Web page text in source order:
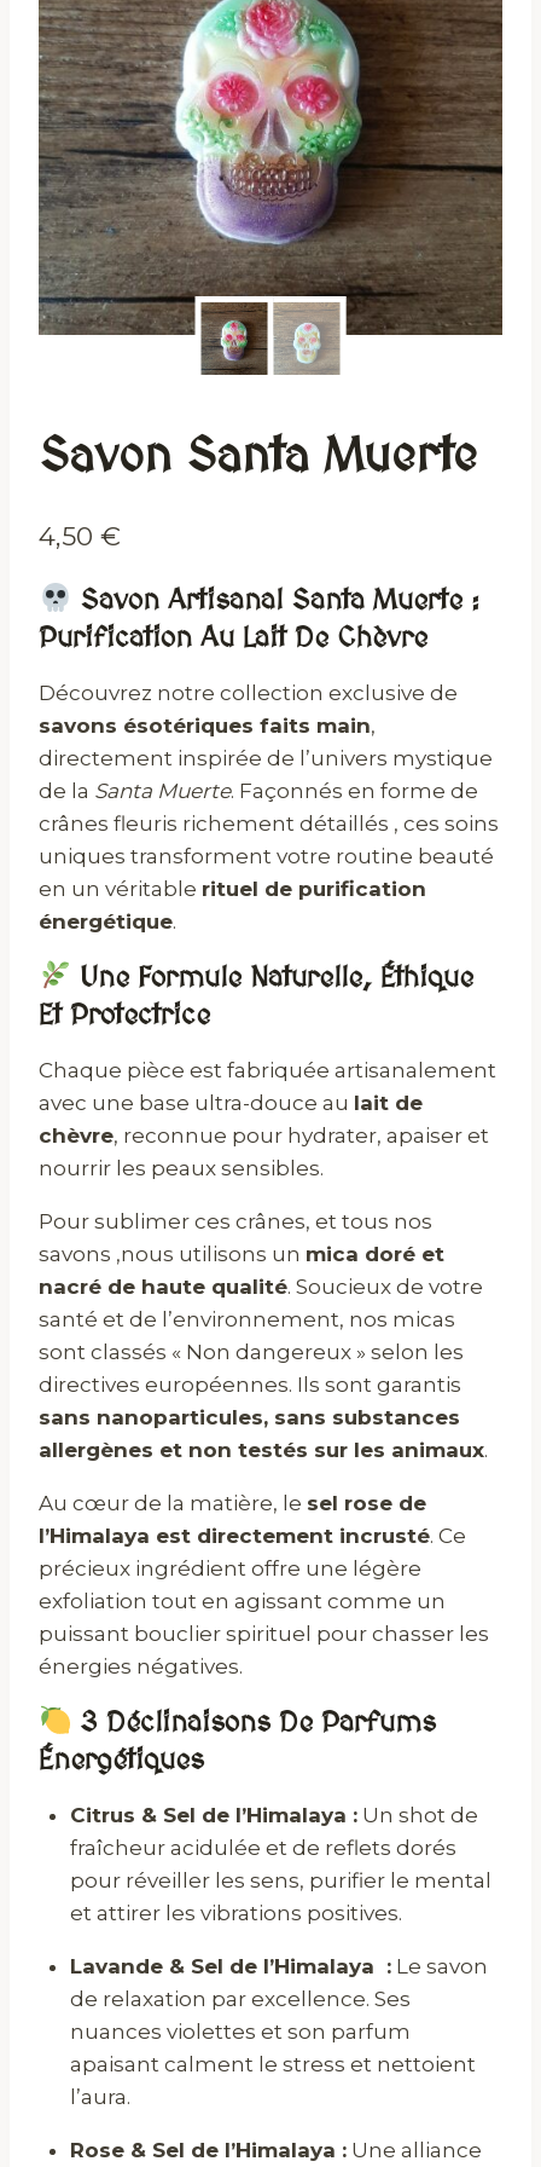
Savon Santa Muerte
4,50 €
Savon Artisanal Santa Muerte :
Purification Au Lait De Chèvre
Découvrez notre collection exclusive de
savons ésotériques faits main,
directement inspirée de l’univers mystique
de la Santa Muerte. Façonnés en forme de
crânes fleuris richement détaillés , ces soins
uniques transforment votre routine beauté
en un véritable rituel de purification
énergétique.
Une Formule Naturelle, Éthique
Et Protectrice
Chaque pièce est fabriquée artisanalement
avec une base ultra-douce au lait de
chèvre, reconnue pour hydrater, apaiser et
nourrir les peaux sensibles.
Pour sublimer ces crânes, et tous nos
savons ,nous utilisons un mica doré et
nacré de haute qualité. Soucieux de votre
santé et de l’environnement, nos micas
sont classés « Non dangereux » selon les
directives européennes. Ils sont garantis
sans nanoparticules, sans substances
allergènes et non testés sur les animaux.
Au cœur de la matière, le sel rose de
l’Himalaya est directement incrusté. Ce
précieux ingrédient offre une légère
exfoliation tout en agissant comme un
puissant bouclier spirituel pour chasser les
énergies négatives.
3 Déclinaisons De Parfums
Énergétiques
Citrus & Sel de l’Himalaya :Un shot de
fraîcheur acidulée et de reflets dorés
pour réveiller les sens, purifier le mental
et attirer les vibrations positives.
Lavande & Sel de l’Himalaya :Le savon
de relaxation par excellence. Ses
nuances violettes et son parfum
apaisant calment le stress et nettoient
l’aura.
Rose & Sel de l’Himalaya :Une alliance